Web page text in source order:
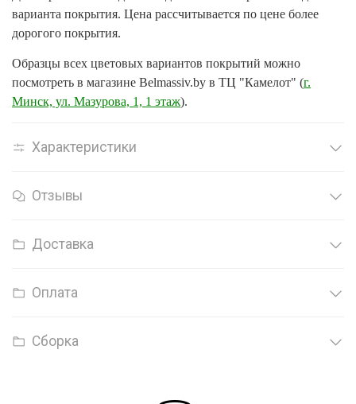
варианта покрытия. Цена рассчитывается по цене более
дорогого покрытия.
Образцы всех цветовых вариантов покрытий можно
посмотреть в магазине Belmassiv.by в ТЦ "Камелот" (г.
Минск, ул. Мазурова, 1, 1 этаж).
Характеристики
Отзывы
Доставка
Оплата
Сборка